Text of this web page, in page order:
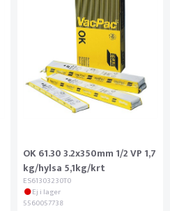
OK 61.30 3.2x350mm 1/2 VP 1,7
kg/hylsa 5,1kg/krt
ES61303230T0
Ej i lager
5560057738